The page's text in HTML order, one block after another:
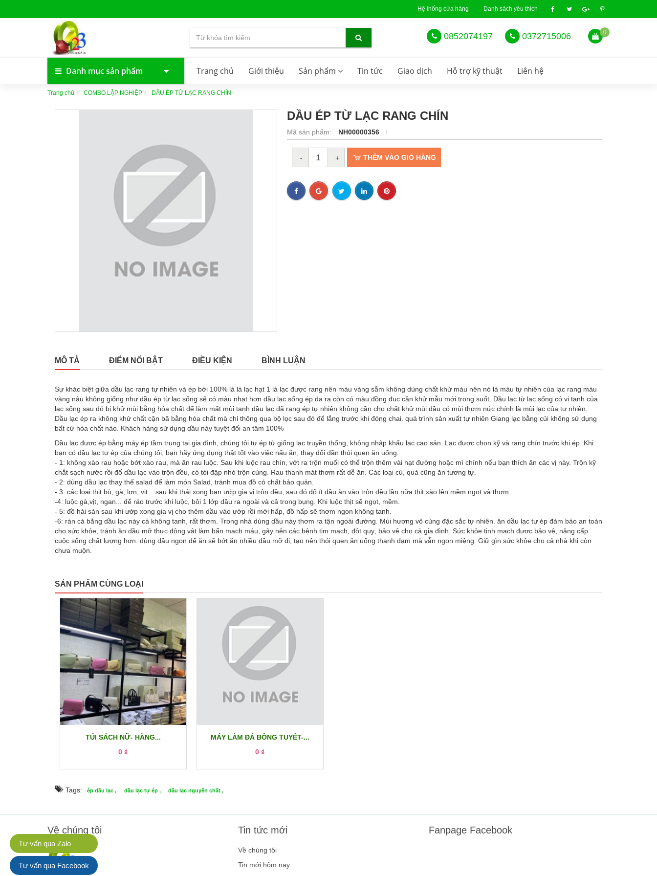
Hệ thống cửa hàng Danh sách yêu thích
0
0372715006
0852074197
Danh mục sản phẩm Trang chủ Giới thiệu Sản phẩm Tin tức Giao dịch Hỗ trợ kỹ thuật Liên hệ
Trang chủ COMBO LẬP NGHIỆP DẦU ÉP TỪ LẠC RANG CHÍN
DẦU ÉP TỪ LẠC RANG CHÍN
Mã sản phẩm: NH00000356
- + THÊM VÀO GIỎ HÀNG
MÔ TẢ ĐIỂM NỔI BẬT ĐIỀU KIỆN BÌNH LUẬN
Sự khác biệt giữa dầu lạc rang tự nhiên và ép bởi 100% là là lạc hạt 1 là lạc được rang nên màu vàng sẫm không dùng chất khử màu nên nó là màu tự nhiên của lạc rang màu
vàng nâu không giống như dầu ép từ lạc sống sẽ có màu nhạt hơn dầu lạc sống ép da ra còn có màu đồng đục cần khử mẫu mới trong suốt. Dầu lạc từ lạc sống có vị tanh của
lạc sống sau đó bị khử mùi bằng hóa chất để làm mất mùi tanh dầu lạc đã rang ép tự nhiên không cần cho chất khử mùi dầu có mùi thơm nức chính là mùi lạc của tự nhiên.
Dầu lạc ép ra không khử chất cặn bã bằng hóa chất mà chỉ thông qua bộ lọc sau đó để lắng trước khi đóng chai. quá trình sản xuất tự nhiên Giang lạc bằng củi không sử dụng
bất cứ hóa chất nào. Khách hàng sử dụng dầu này tuyệt đối an tâm 100%
Dầu lạc được ép bằng máy ép tầm trung tại gia đình, chúng tôi tự ép từ giống lạc truyền thống, không nhập khẩu lạc cao sản. Lạc được chọn kỹ và rang chín trước khi ép. Khi
bạn có dầu lạc tự ép của chúng tôi, bạn hãy ứng dụng thật tốt vào việc nấu ăn, thay đổi dần thói quen ăn uống:
- 1: không xào rau hoặc bớt xào rau, mà ăn rau luộc. Sau khi luộc rau chín, vớt ra trộn muối có thể trộn thêm vài hạt đường hoặc mì chính nếu bạn thích ăn các vị này. Trộn kỹ
chắt sạch nước rồi đổ dầu lạc vào trộn đều, có tỏi đập nhỏ trộn cùng. Rau thanh mát thơm rất dễ ăn. Các loại củ, quả cũng ăn tương tự.
- 2: dùng dầu lạc thay thế salad để làm món Salad, tránh mua đồ có chất bảo quản.
- 3: các loại thịt bò, gà, lợn, vịt... sau khi thái xong bạn ướp gia vị trộn đều, sau đó đổ ít dầu ăn vào trộn đều lần nữa thịt xào lên mềm ngọt và thơm.
-4: luộc gà,vịt, ngan... để ráo trước khi luộc, bôi 1 lớp dầu ra ngoài và cả trong bụng. Khi luộc thịt sẽ ngọt, mềm.
- 5: đồ hải sản sau khi ướp xong gia vị cho thêm dầu vào ướp rồi mới hấp, đồ hấp sẽ thơm ngon không tanh.
-6: rán cá bằng dầu lạc này cá không tanh, rất thơm. Trong nhà dùng dầu này thơm ra tận ngoài đường. Mùi hương vô cùng đặc sắc tự nhiên. ăn dầu lạc tự ép đảm bảo an toàn
cho sức khỏe, tránh ăn dầu mỡ thực động vật làm bẩn mạch máu, gây nên các bệnh tim mạch, đột quỵ, bảo vệ cho cả gia đình. Sức khỏe tinh mạch được bảo vệ, nâng cấp
cuộc sống chất lượng hơn. dùng dầu ngon để ăn sẽ bớt ăn nhiều dầu mỡ đi, tạo nên thói quen ăn uống thanh đạm mà vẫn ngon miệng. Giữ gìn sức khỏe cho cả nhà khi còn
chưa muộn.
SẢN PHẨM CÙNG LOẠI
TÚI SÁCH NỮ- HÀNG...
0 ₫
MÁY LÀM ĐÁ BÔNG TUYẾT-...
0 ₫
Tags: ép dầu lạc , dầu lạc tự ép , dầu lạc nguyên chất ,
Về chúng tôi Tin tức mới
Về chúng tôi
Tin mới hôm nay
Fanpage Facebook
Tư vấn qua Zalo
Tư vấn qua Facebook